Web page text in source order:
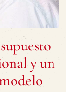
y un